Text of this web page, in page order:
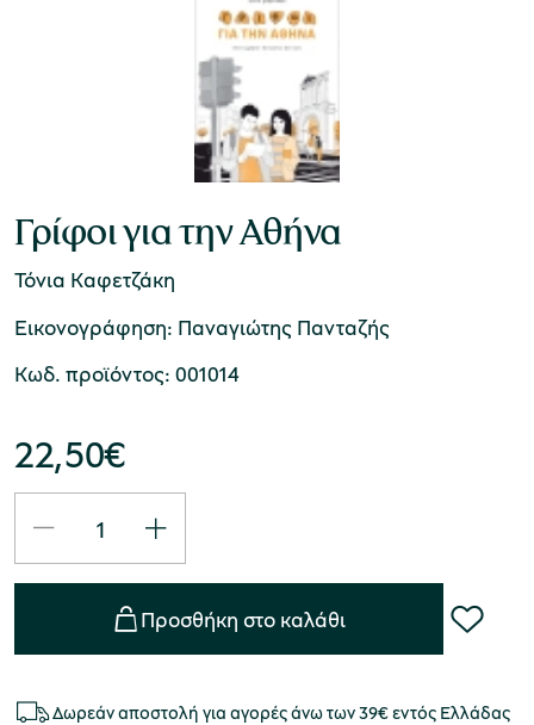
Γρίφοι για την Αθήνα
Τόνια Καφετζάκη
Εικονογράφηση: Παναγιώτης Πανταζής
Κωδ. προϊόντος: 001014
22,50€
Προσθήκη στο καλάθι
Δωρεάν αποστολή για αγορές άνω των 39€ εντός Ελλάδας